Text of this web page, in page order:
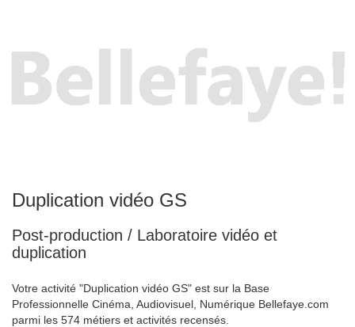
Duplication vidéo GS
Post-production / Laboratoire vidéo et
duplication
Votre activité "Duplication vidéo GS" est sur la Base
Professionnelle Cinéma, Audiovisuel, Numérique Bellefaye.com
parmi les 574 métiers et activités recensés.